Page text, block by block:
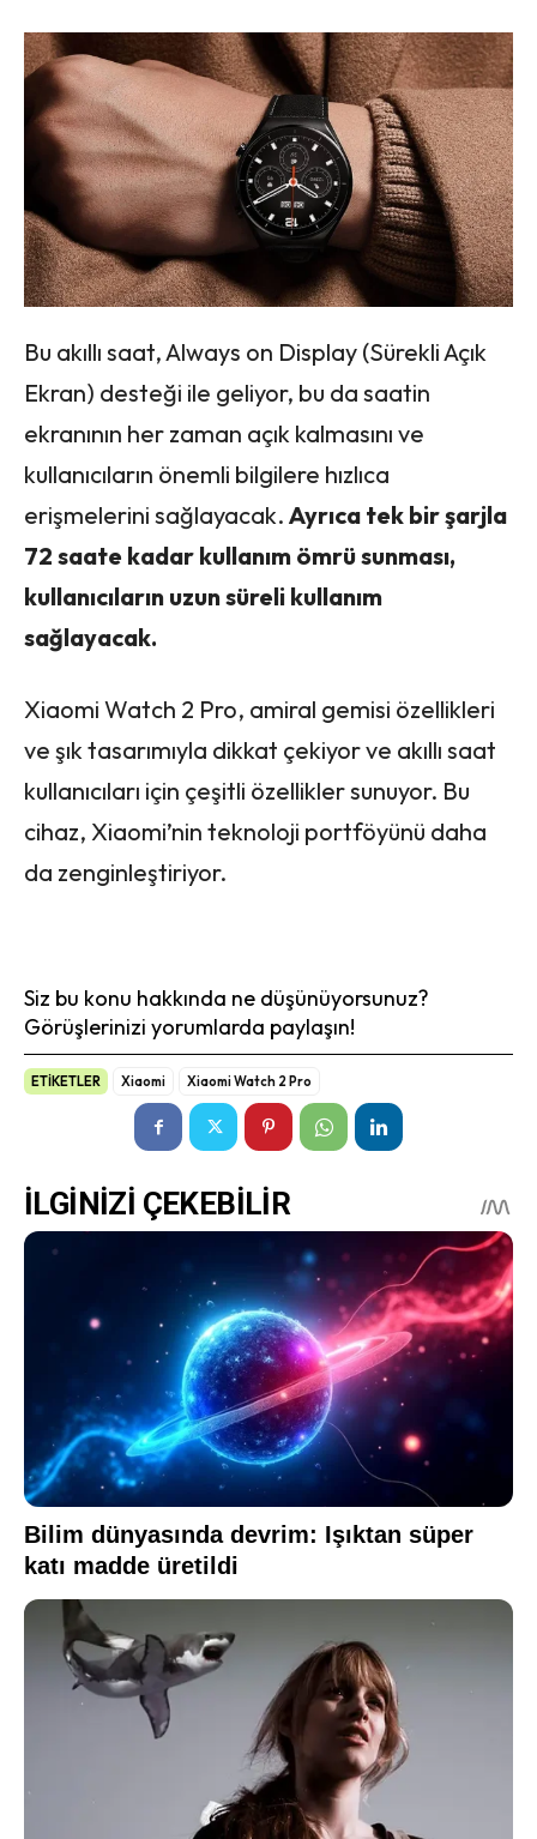
Bu akıllı saat, Always on Display (Sürekli Açık
Ekran) desteği ile geliyor, bu da saatin
ekranının her zaman açık kalmasını ve
kullanıcıların önemli bilgilere hızlıca
erişmelerini sağlayacak. Ayrıca tek bir şarjla
72 saate kadar kullanım ömrü sunması,
kullanıcıların uzun süreli kullanım
sağlayacak.
Xiaomi Watch 2 Pro, amiral gemisi özellikleri
ve şık tasarımıyla dikkat çekiyor ve akıllı saat
kullanıcıları için çeşitli özellikler sunuyor. Bu
cihaz, Xiaomi’nin teknoloji portföyünü daha
da zenginleştiriyor.
Siz bu konu hakkında ne düşünüyorsunuz?
Görüşlerinizi yorumlarda paylaşın!
ETİKETLER Xiaomi Xiaomi Watch 2 Pro